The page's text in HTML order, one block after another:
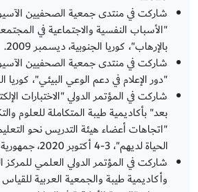
شاركت في منتدى جمعية الصحفيين
"الأسباب النفسية والاجتماعية في
بالإرهاب"، كوريا الجنوبية، ديسمبر 2009.
شاركت في منتدى جمعية الصحفيين
"دور الإعلام في دعم الوعي البيئي"، كوريا
شاركت في المؤتمر الدولي "الاختبارات
بعد" بأكاديمية طيبة المتكاملة للعلوم
"اتجاهات أعضاء هيئة التدريس نحو التعليم
الحياة لديهم"، 3-4 أكتوبر 2020، جمهورية مصر العربية.
شاركت في المؤتمر الدولي العلمي للمركز
وأكاديمية طيبة والجمعية العربية